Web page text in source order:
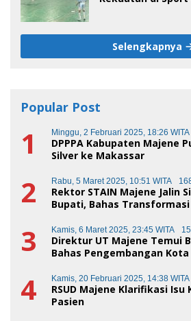
Selengkapnya
Popular Post
1 Minggu, 2 Februari 2025, 18:26 WITA
DPPPA Kabupaten Majene
Silver ke Makassar
2 Rabu, 5 Maret 2025, 10:51 WITA
Rektor STAIN Majene Jalin
Bupati, Bahas
3 Kamis, 6 Maret 2025, 23:45 WITA
Direktur UT Majene Temui
Bahas Pengembangan
4 Kamis, 20 Februari 2025, 14:38 WITA
RSUD Majene Klarifikasi Isu
Pasien